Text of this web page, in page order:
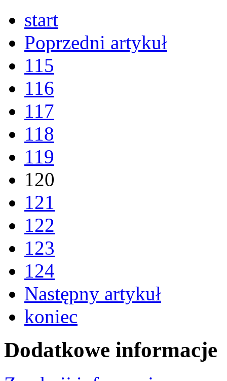
start
Poprzedni artykuł
115
116
117
118
119
120
121
122
123
124
Następny artykuł
koniec
Dodatkowe informacje